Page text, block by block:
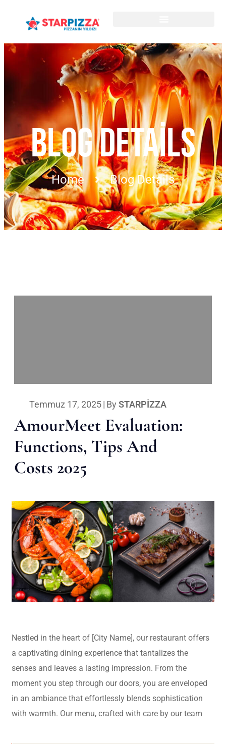
BLOG DETAILS
Home Blog Details
Temmuz 17, 2025| By STARPIZZA
AmourMeet Evaluation:
Functions, Tips And
Costs 2025
Nestled in the heart of [City Name], our restaurant offers
a captivating dining experience that tantalizes the
senses and leaves a lasting impression. From the
moment you step through our doors, you are enveloped
in an ambiance that effortlessly blends sophistication
with warmth. Our menu, crafted with care by our team